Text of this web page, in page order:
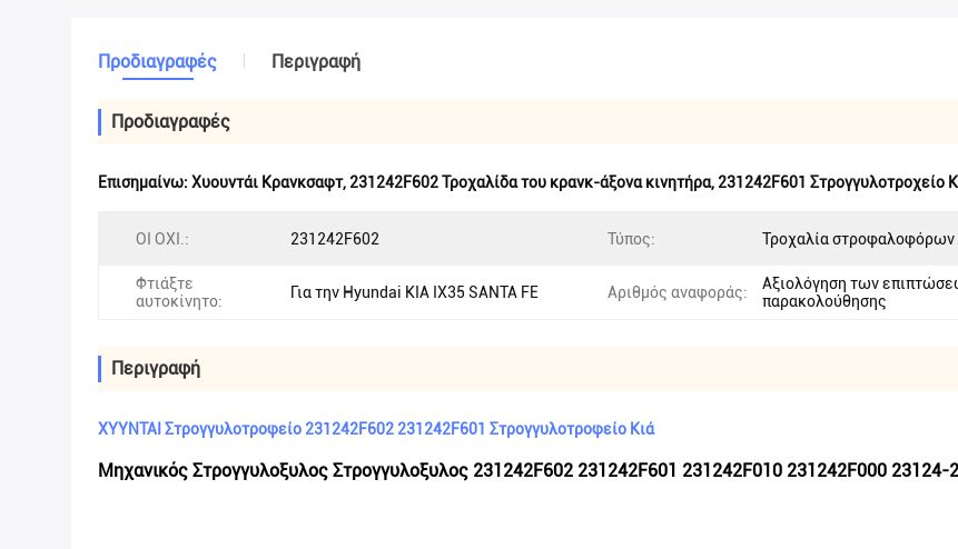
Προδιαγραφές Περιγραφή
Προδιαγραφές
Επισημαίνω: Χυουντάι Κρανκσαφτ, 231242F602 Τροχαλίδα του κρανκ-άξονα κινητήρα, 231242F601 Στρογγυλοτροχείο
ΟΙ ΟΧΙ.: 231242F602 Τύπος: Τροχαλία
Φτιάξτε
αυτοκίνητο:
Για την Hyundai KIA IX35 SANTA FE Αριθμός αναφοράς:
Αξιολόγηση των
παρακολούθησης
Περιγραφή
ΧΥΥΝΤΑΙ Στρογγυλοτροφείο 231242F602 231242F601 Στρογγυλοτροφείο Κιά
Μηχανικός Στρογγυλοξυλος Στρογγυλοξυλος 231242F602 231242F601 231242F010 231242F000 23124-